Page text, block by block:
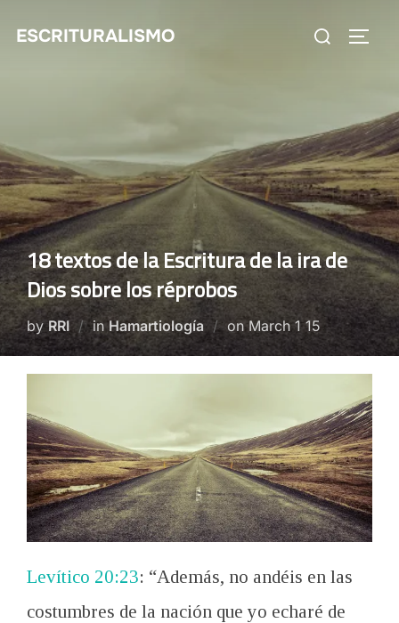
ESCRITURALISMO
Search
18 textos de la Escritura de la ira de
Dios sobre los réprobos
by RRI inHamartiología on Posted
on
March 1 15
Levítico 20:23: “Además, no andéis en las
costumbres de la nación que yo echaré de